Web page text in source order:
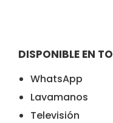
DISPONIBLE EN
WhatsApp
Lavamanos
Televisión